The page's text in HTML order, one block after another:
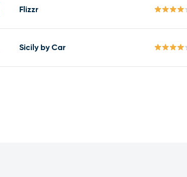
Flizzr
Sicily by Car